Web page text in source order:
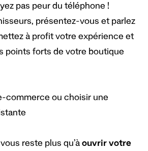
pas peur du téléphone !
présentez-vous et parlez
à profit votre expérience et
points forts de votre boutique
commerce ou choisir une
reste plus qu’à ouvrir votre